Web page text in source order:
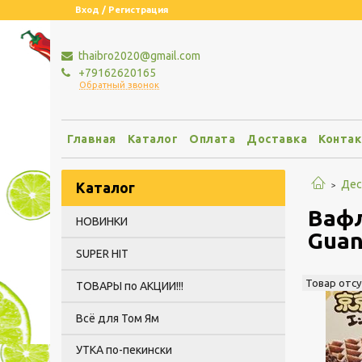
Вход / Регистрация
thaibro2020@gmail.com
+79162620165
Обратный звонок
Главная Каталог Оплата Доставка
Товар
Каталог
НОВИНКИ
SUPER HIT
ТОВАРЫ по АКЦИИ!!!
Всё для Том Ям
УТКА по-пекински